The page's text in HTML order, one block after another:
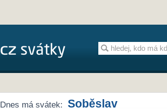
Dnes má svátek: Soběslav